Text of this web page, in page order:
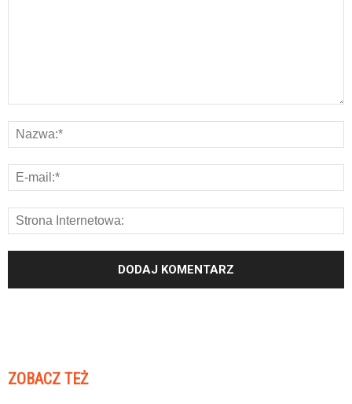
ZOBACZ TEŻ